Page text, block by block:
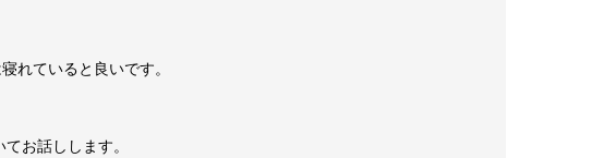
れていると良いです。
お話しします。